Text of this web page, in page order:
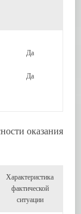
Да
Да
оказания
Характеристика
фактической
ситуации